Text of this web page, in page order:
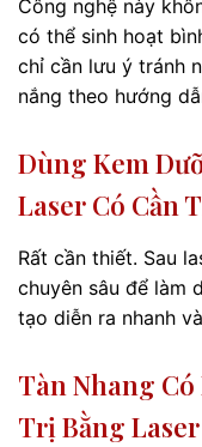
Công nghệ này
có thể sinh hoạt
chỉ cần lưu ý tránh
nắng theo hướng
Dùng Kem
Laser Có Cần
Rất cần thiết. Sau
chuyên sâu để làm
tạo diễn ra nhanh
Tàn Nhang
Trị Bằng